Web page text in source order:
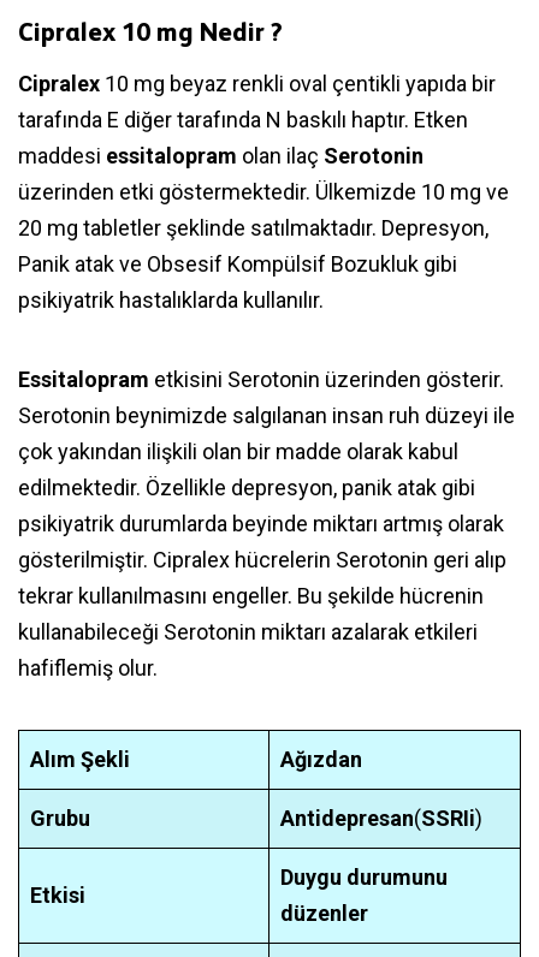
Cipralex 10 mg Nedir ?
Cipralex 10 mg beyaz renkli oval çentikli yapıda bir
tarafında E diğer tarafında N baskılı haptır. Etken
maddesi essitalopram olan ilaç Serotonin
üzerinden etki göstermektedir. Ülkemizde 10 mg ve
20 mg tabletler şeklinde satılmaktadır. Depresyon,
Panik atak ve Obsesif Kompülsif Bozukluk gibi
psikiyatrik hastalıklarda kullanılır.
Essitalopram etkisini Serotonin üzerinden gösterir.
Serotonin beynimizde salgılanan insan ruh düzeyi ile
çok yakından ilişkili olan bir madde olarak kabul
edilmektedir. Özellikle depresyon, panik atak gibi
psikiyatrik durumlarda beyinde miktarı artmış olarak
gösterilmiştir. Cipralex hücrelerin Serotonin geri alıp
tekrar kullanılmasını engeller. Bu şekilde hücrenin
kullanabileceği Serotonin miktarı azalarak etkileri
hafiflemiş olur.
Alım Şekli Ağızdan
Grubu Antidepresan(SSRIi)
Etkisi
Duygu durumunu
düzenler